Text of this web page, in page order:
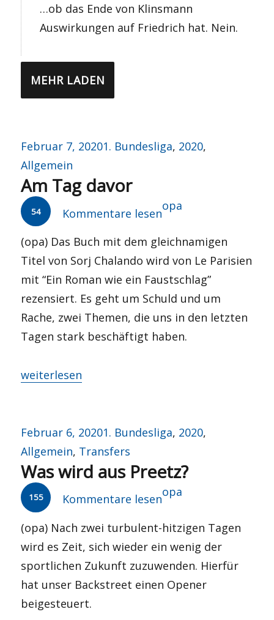
…ob das Ende von Klinsmann
Auswirkungen auf Friedrich hat. Nein.
MEHR LADEN
Veröffentlicht
am
Februar 7, 2020Kategorien
1. Bundesliga, 2020,
Allgemein
Am Tag davor
54 Kommentare lesen
Autor
opa
(opa) Das Buch mit dem gleichnamigen
Titel von Sorj Chalando wird von Le Parisien
mit “Ein Roman wie ein Faustschlag”
rezensiert. Es geht um Schuld und um
Rache, zwei Themen, die uns in den letzten
Tagen stark beschäftigt haben.
„Am Tag davor“
weiterlesen
Veröffentlicht
am
Februar 6, 2020Kategorien
1. Bundesliga, 2020,
Allgemein, Transfers
Was wird aus Preetz?
155 Kommentare lesen
Autor
opa
(opa) Nach zwei turbulent-hitzigen Tagen
wird es Zeit, sich wieder ein wenig der
sportlichen Zukunft zuzuwenden. Hierfür
hat unser Backstreet einen Opener
beigesteuert.